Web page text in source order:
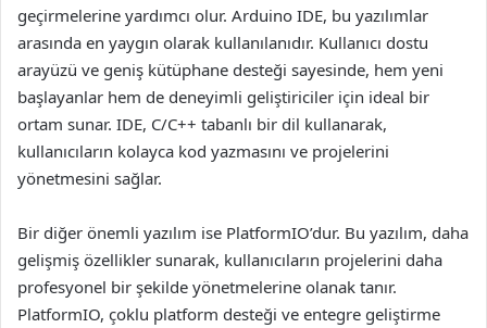
geçirmelerine yardımcı olur. Arduino IDE, bu yazılımlar
arasında en yaygın olarak kullanılanıdır. Kullanıcı dostu
arayüzü ve geniş kütüphane desteği sayesinde, hem yeni
başlayanlar hem de deneyimli geliştiriciler için ideal bir
ortam sunar. IDE, C/C++ tabanlı bir dil kullanarak,
kullanıcıların kolayca kod yazmasını ve projelerini
yönetmesini sağlar.
Bir diğer önemli yazılım ise PlatformIO’dur. Bu yazılım, daha
gelişmiş özellikler sunarak, kullanıcıların projelerini daha
profesyonel bir şekilde yönetmelerine olanak tanır.
PlatformIO, çoklu platform desteği ve entegre geliştirme